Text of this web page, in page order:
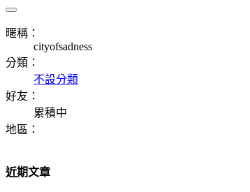
暱稱：
cityofsadness
分類：
不設分類
好友：
累積中
地區：
近期文章